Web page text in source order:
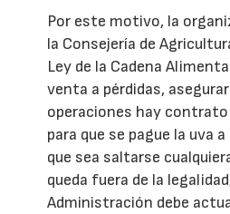
Por este motivo, la
la Consejería de
Ley de la Cadena
venta a pérdidas,
operaciones hay contrato
para que se pague la uva
que sea saltarse
queda fuera de la
Administración debe